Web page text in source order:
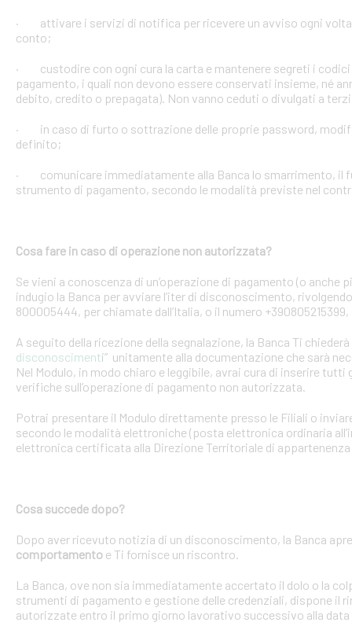
· attivare i servizi di notifica per ricevere un avviso ogni
conto;
· custodire con ogni cura la carta e mantenere segreti i
pagamento, i quali non devono essere conservati insieme, né
debito, credito o prepagata). Non vanno ceduti o divulgati a
· in caso di furto o sottrazione delle proprie password,
definito;
· comunicare immediatamente alla Banca lo smarrimento, il
strumento di pagamento, secondo le modalità previste nel
Cosa fare in caso di operazione non autorizzata?
Se vieni a conoscenza di un’operazione di pagamento (o
indugio la Banca per avviare l’iter di disconoscimento,
800005444, per chiamate dall’Italia, o il numero
A seguito della ricezione della segnalazione, la Banca Ti
disconoscimenti” unitamente alla documentazione che sarà
Nel Modulo, in modo chiaro e leggibile, avrai cura di inserire
verifiche sull’operazione di pagamento non autorizzata.
Potrai presentare il Modulo direttamente presso le Filiali o
secondo le modalità elettroniche (posta elettronica ordinaria
elettronica certificata alla Direzione Territoriale di
Cosa succede dopo?
Dopo aver ricevuto notizia di un disconoscimento, la Banca
comportamento e Ti fornisce un riscontro.
La Banca, ove non sia immediatamente accertato il dolo o la
strumenti di pagamento e gestione delle credenziali, dispone il
autorizzate entro il primo giorno lavorativo successivo alla data